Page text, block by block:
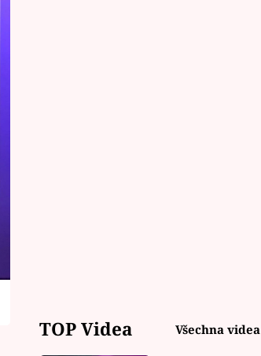
TOP Videa Všechna videa